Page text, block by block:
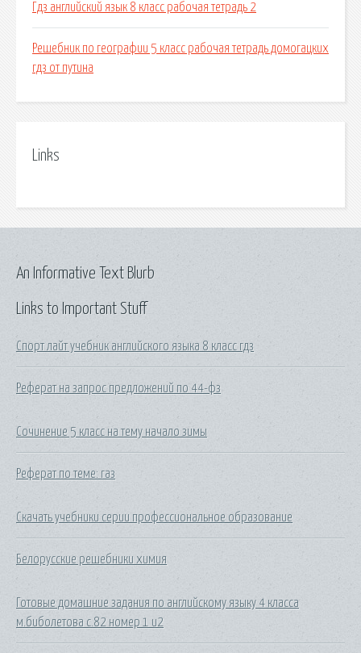
Гдз английский язык 8 класс рабочая тетрадь 2
Решебник по географии 5 класс рабочая тетрадь домогацких
гдз от путина
Links
Links to Important Stuff
Спорт лайт учебник английского языка 8 класс гдз
Реферат на запрос предложений по 44-фз
Сочинение 5 класс на тему начало зимы
Реферат по теме: газ
Скачать учебники серии профессиональное образование
Белорусские решебники химия
Готовые домашние задания по английскому языку 4 класса
м.биболетова с.82 номер 1 и2
An Informative Text Blurb